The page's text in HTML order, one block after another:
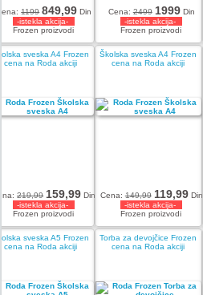
1199 849,99 Din
-istekla akcija-
Frozen proizvodi
Cena:2499 1999Din
-istekla akcija-
Frozen proizvodi
sveska A4 Frozen
cena na Roda akciji
219,99 159,99 Din
-istekla akcija-
Frozen proizvodi
Školska sveska A4 Frozen
cena na Roda akciji
Cena:149,99 119,99Din
-istekla akcija-
Frozen proizvodi
sveska A5 Frozen
cena na Roda akciji
Torba za devojčice Frozen
cena na Roda akciji